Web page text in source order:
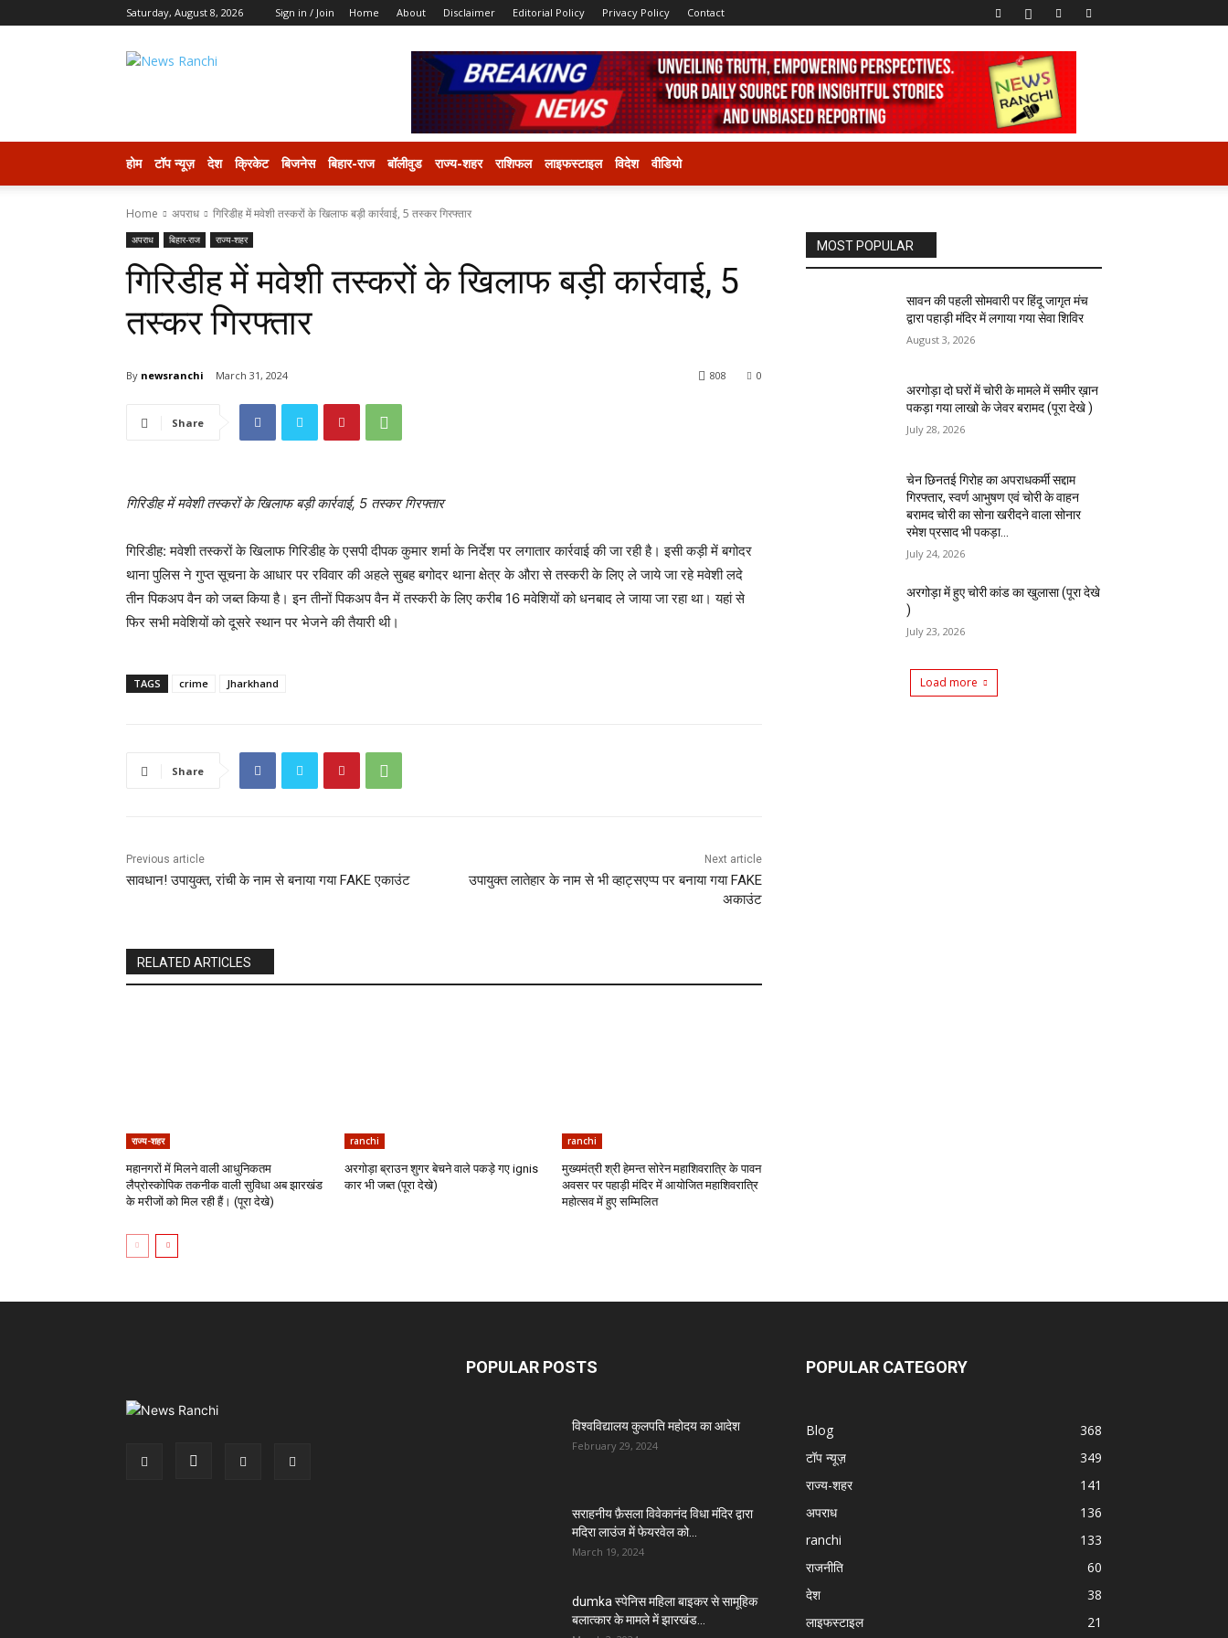
Saturday, August 8, 2026 Sign in / Join Home About Disclaimer Editorial Policy Privacy Policy Contact
होम टॉप न्यूज़ देश क्रिकेट बिजनेस बिहार-राज बॉलीवुड राज्य-शहर राशिफल लाइफस्टाइल विदेश वीडियो
Home अपराध गिरिडीह में मवेशी तस्करों के खिलाफ बड़ी कार्रवाई, 5 तस्कर गिरफ्तार
अपराध बिहार-राज राज्य-शहर
गिरिडीह में मवेशी तस्करों के खिलाफ बड़ी कार्रवाई, 5
तस्कर गिरफ्तार
By newsranchi March 31, 2024 0
808
Share
गिरिडीह में मवेशी तस्करों के खिलाफ बड़ी कार्रवाई, 5 तस्कर गिरफ्तार
गिरिडीह: मवेशी तस्करों के खिलाफ गिरिडीह के एसपी दीपक कुमार शर्मा के निर्देश पर लगातार कार्रवाई की जा रही है। इसी कड़ी में बगोदर
थाना पुलिस ने गुप्त सूचना के आधार पर रविवार की अहले सुबह बगोदर थाना क्षेत्र के औरा से तस्करी के लिए ले जाये जा रहे मवेशी लदे
तीन पिकअप वैन को जब्त किया है। इन तीनों पिकअप वैन में तस्करी के लिए करीब 16 मवेशियों को धनबाद ले जाया जा रहा था। यहां से
फिर सभी मवेशियों को दूसरे स्थान पर भेजने की तैयारी थी।
TAGS crime Jharkhand
Share
Previous article
सावधान! उपायुक्त, रांची के नाम से बनाया गया FAKE एकाउंट
Next article
उपायुक्त लातेहार के नाम से भी व्हाट्सएप्प पर बनाया गया FAKE
अकाउंट
RELATED ARTICLES
राज्य-शहर
महानगरों में मिलने वाली आधुनिकतम
लैप्रोस्कोपिक तकनीक वाली सुविधा अब झारखंड
के मरीजों को मिल रही हैं। (पूरा देखे)
ranchi
अरगोड़ा ब्राउन शुगर बेचने वाले पकड़े गए ignis
कार भी जब्त (पूरा देखे)
ranchi
मुख्यमंत्री श्री हेमन्त सोरेन महाशिवरात्रि के पावन
अवसर पर पहाड़ी मंदिर में आयोजित महाशिवरात्रि
महोत्सव में हुए सम्मिलित
MOST POPULAR
सावन की पहली सोमवारी पर हिंदू जागृत मंच
द्वारा पहाड़ी मंदिर में लगाया गया सेवा शिविर
August 3, 2026
अरगोड़ा दो घरों में चोरी के मामले में समीर ख़ान
पकड़ा गया लाखो के जेवर बरामद (पूरा देखे )
July 28, 2026
चेन छिनतई गिरोह का अपराधकर्मी सद्दाम
गिरफ्तार, स्वर्ण आभुषण एवं चोरी के वाहन
बरामद चोरी का सोना खरीदने वाला सोनार
रमेश प्रसाद भी पकड़ा...
July 24, 2026
अरगोड़ा में हुए चोरी कांड का खुलासा (पूरा देखे
)
July 23, 2026
Load more
POPULAR POSTS
विश्वविद्यालय कुलपति महोदय का आदेश
February 29, 2024
सराहनीय फ़ैसला विवेकानंद विधा मंदिर द्वारा
मदिरा लाउंज में फेयरवेल को...
March 19, 2024
dumka स्पेनिस महिला बाइकर से सामूहिक
बलात्कार के मामले में झारखंड...
POPULAR CATEGORY
Blog
368
टॉप न्यूज़
349
राज्य-शहर
141
अपराध
136
ranchi
133
राजनीति
60
देश
38
लाइफस्टाइल
21